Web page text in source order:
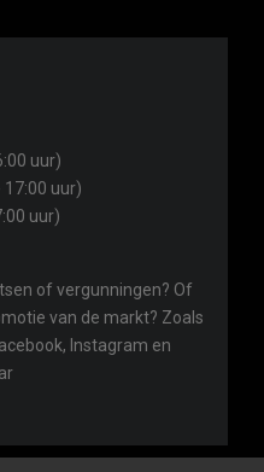
uur)
uur)
uur)
of vergunningen? Of
van de markt? Zoals
Instagram en